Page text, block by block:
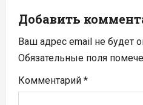
и
я
п
о
Добавить
Ваш адрес email не будет
Обязательные поля
Комментарий *